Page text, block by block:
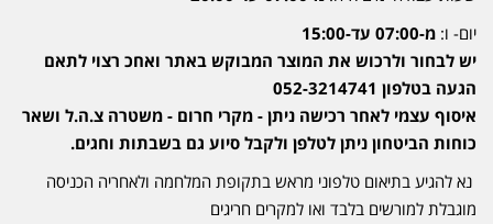
יום- ו: מ-07:00 עד-15:00
יש לבחור ולרכוש את המוצר המבוקש באתר ואחכ רצוי לתאם
הגעה בטלפון 052-3214741
איסוף עצמי לאחר רכישה ניתן - מקרי חרום - משטרה צ.ה.ל ושאר
כוחות הביטחון ניתן לטלפן ולקבל סיוע גם בשבתות וחגים.
נא להגיע בתיאום טלפוני מראש בתקופת המלחמה ולאחריה הכניסה
מוגבלת למורשים בלבד ואו למקרים חריגים